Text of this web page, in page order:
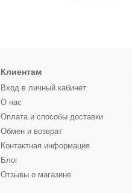
Клиентам
Вход в личный кабинет
О нас
Оплата и способы доставки
Обмен и возврат
Контактная информация
Блог
Отзывы о магазине